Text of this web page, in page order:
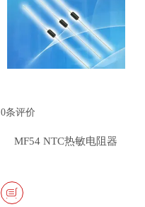
0条评价
MF54 NTC热敏电阻器